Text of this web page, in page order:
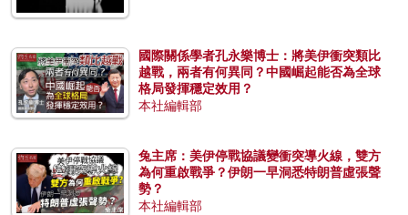
國際關係學者孔永樂博士：將美伊衝突類比
越戰，兩者有何異同？中國崛起能否為全球
格局發揮穩定效用？
本社編輯部
兔主席：美伊停戰協議變衝突導火線，雙方
為何重啟戰爭？伊朗一早洞悉特朗普虛張聲
勢？
本社編輯部